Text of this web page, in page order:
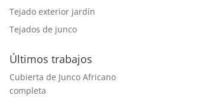
Tejado exterior jardín
Tejados de junco
Últimos trabajos
Cubierta de Junco Africano
completa